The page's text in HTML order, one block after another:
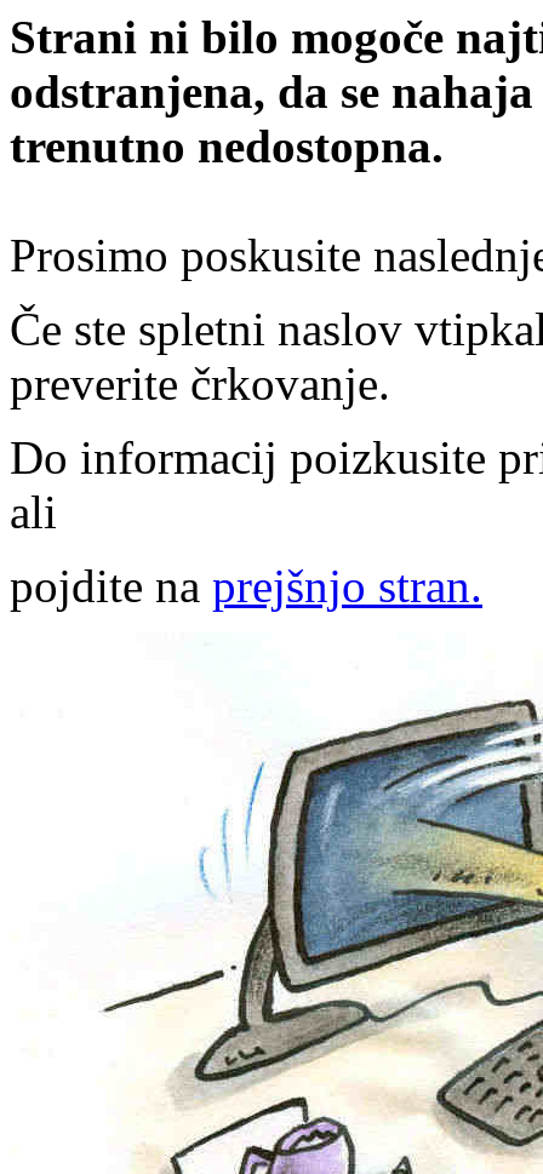
Strani ni bilo mogoče
odstranjena, da se
trenutno nedostopna.
Prosimo poskusite
Če ste spletni naslov
preverite črkovanje.
Do informacij poizkusite
ali
pojdite na prejšnjo stran.